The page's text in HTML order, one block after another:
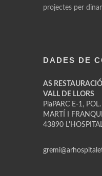
projectes per
DADES DE
AS
VALL DE LLORS
PlaPARC E-1,
MARTÍ I
43890